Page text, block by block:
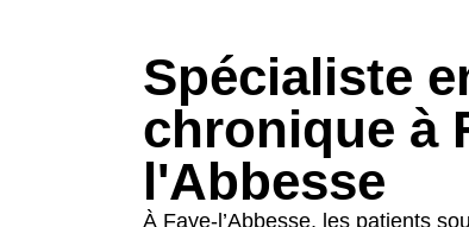
Spécialiste
chronique à
l'Abbesse
À Faye-l’Abbesse, les patients